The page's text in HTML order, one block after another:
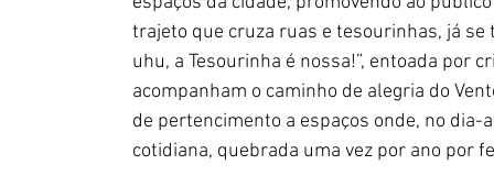
trajeto que cruza ruas e tesourinhas, já se
uhu, a Tesourinha é nossa!”, entoada por
acompanham o caminho de alegria do
de pertencimento a espaços onde, no
cotidiana, quebrada uma vez por ano por